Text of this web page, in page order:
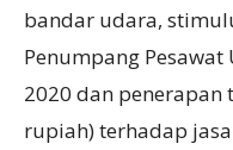
bandar udara,
Penumpang Pesawat
2020 dan penerapan
rupiah) terhadap